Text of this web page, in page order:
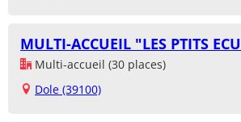
MULTI-ACCUEIL "LES PTITS
Multi-accueil (30 places)
Dole (39100)